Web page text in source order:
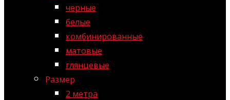
черные
белые
комбинированные
матовые
глянцевые
Размер
2 метра